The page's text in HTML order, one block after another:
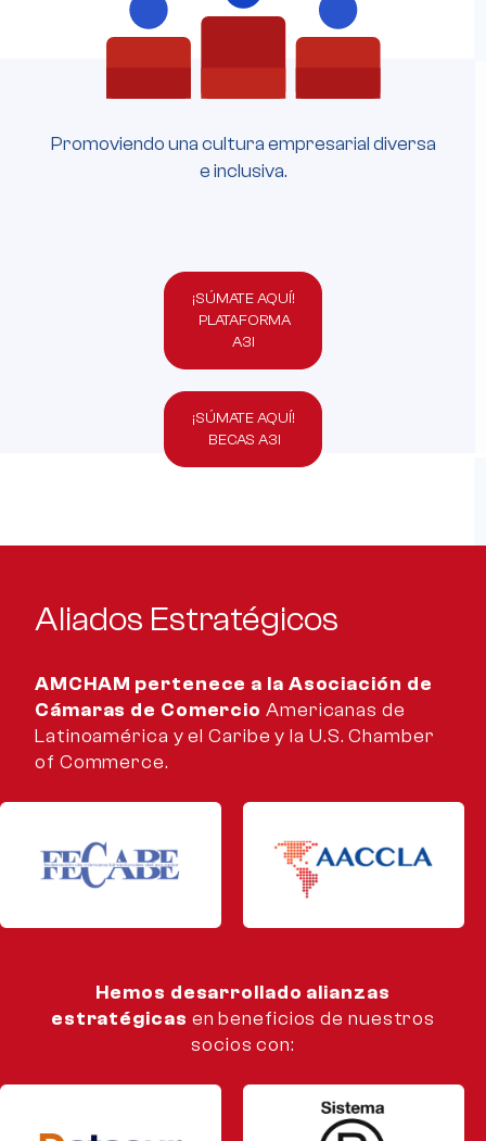
Promoviendo una cultura empresarial diversa
e inclusiva.
¡SÚMATE AQUÍ!
PLATAFORMA
A3I
¡SÚMATE AQUÍ!
BECAS A3I
Aliados Estratégicos
AMCHAM pertenece a la Asociación de
Cámaras de Comercio Americanas de
Latinoamérica y el Caribe y la U.S. Chamber
of Commerce.
Hemos desarrollado alianzas
estratégicas en beneficios de nuestros
socios con: